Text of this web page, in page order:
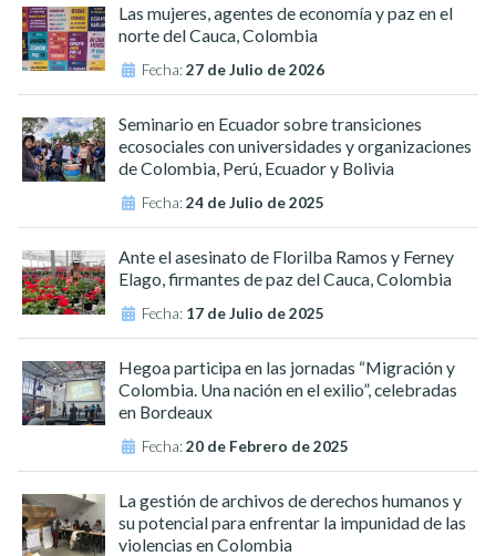
Las mujeres, agentes de economía y paz en el
norte del Cauca, Colombia
Fecha:27 de Julio de 2026
Seminario en Ecuador sobre transiciones
ecosociales con universidades y organizaciones
de Colombia, Perú, Ecuador y Bolivia
Fecha:24 de Julio de 2025
Ante el asesinato de Florilba Ramos y Ferney
Elago, firmantes de paz del Cauca, Colombia
Fecha: 17 de Julio de 2025
Hegoa participa en las jornadas “Migración y
Colombia. Una nación en el exilio”, celebradas
en Bordeaux
Fecha:20 de Febrero de 2025
La gestión de archivos de derechos humanos y
su potencial para enfrentar la impunidad de las
violencias en Colombia